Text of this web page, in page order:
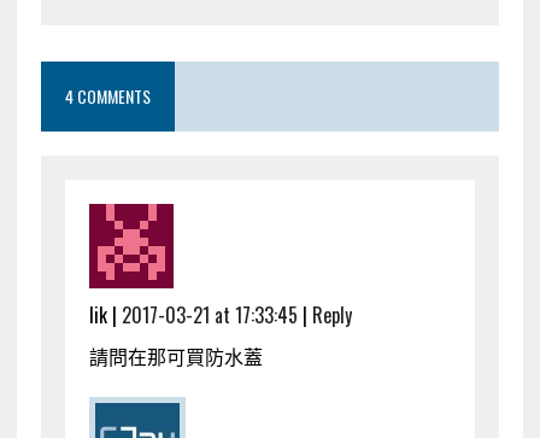
4 COMMENTS
lik | 2017-03-21 at 17:33:45 | Reply
請問在那可買防水蓋